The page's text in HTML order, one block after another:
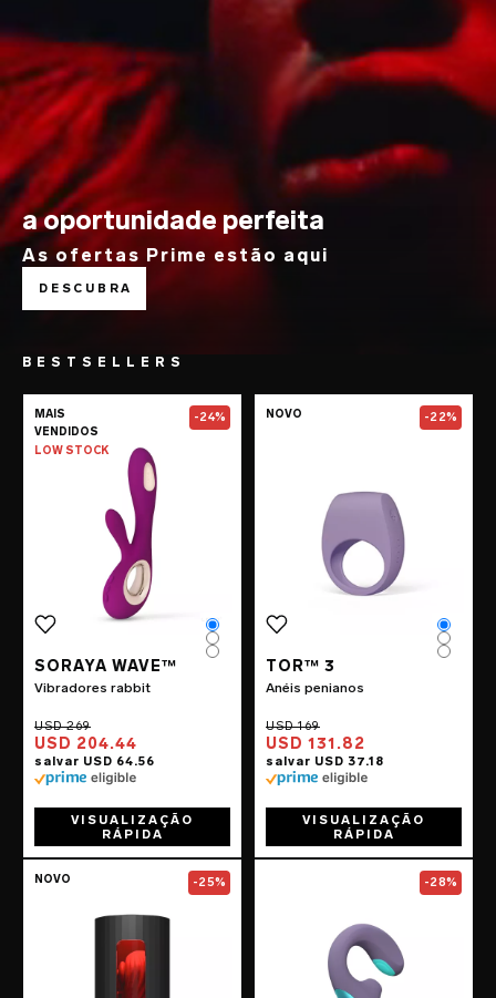
a oportunidade perfeita
As ofertas Prime estão aqui
DESCUBRA
BESTSELLERS
Go to theSORAYA Wave™
MAIS
VENDIDOS
LOW STOCK
-24%
SORAYA WAVE™
Vibradores rabbit
USD 204.44
Color
Color
Color
VISUALIZAÇÃO
RÁPIDA
Go to the
NOVO -22%
TOR™ 3
Anéis penianos
USD 131.82
Color
Color
Color
VISUALIZAÇÃO
RÁPIDA
Go to theF1S™ V3
NOVO -25% Go to the
-28%